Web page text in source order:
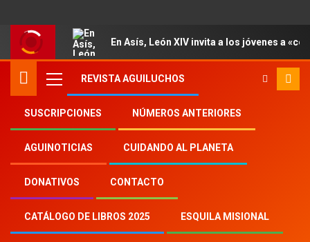
En Asís, León XIV invita a los jóvenes a
REVISTA AGUILUCHOS
SUSCRIPCIONES NÚMEROS ANTERIORES
AGUINOTICIAS CUIDANDO AL PLANETA
DONATIVOS CONTACTO
CATÁLOGO DE LIBROS 2025 ESQUILA MISIONAL
Inicio 2025
5
Arrestan a activista que enseñaba a niños en
Afganistán